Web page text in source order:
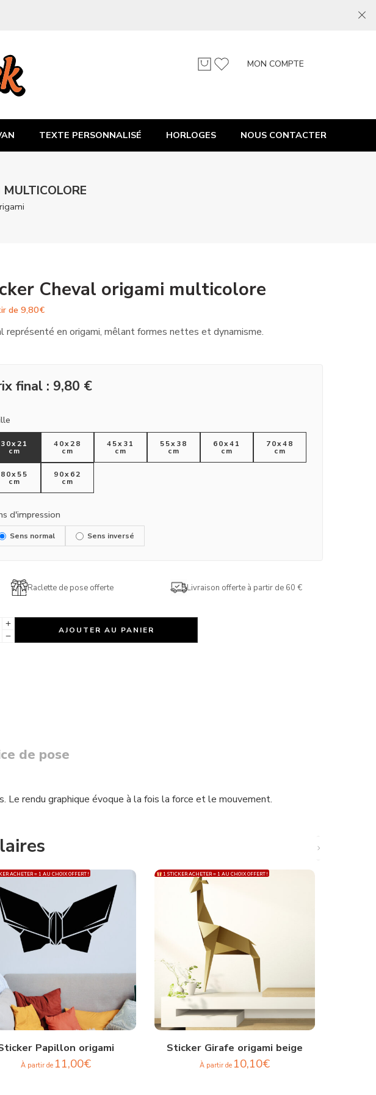
MON COMPTE
TEXTE PERSONNALISÉ HORLOGES NOUS CONTACTER
Cheval origami multicolore
de9,80€
représenté en origami, mêlant formes nettes et dynamisme.
final : 9,80 €
30x21
cm
40x28
cm
45x31
cm
55x38
cm
60x41
cm
70x48
cm
80x55
cm
90x62
cm
d'impression
Sens normal Sens inversé
Raclette de pose offerte Livraison offerte à partir de 60 €
AJOUTER AU PANIER
de pose
Le rendu graphique évoque à la fois la force et le mouvement.
ACHETER = 1 AU CHOIX OFFERT !
Papillon origami
À partir de 11,00€
1 STICKER ACHETER = 1 AU CHOIX OFFERT !
Sticker Girafe origami beige
À partir de 10,10€